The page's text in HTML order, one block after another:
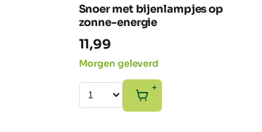
NIEUW
Snoer met bijenlampjes op
zonne-energie
11,99
Morgen geleverd
+